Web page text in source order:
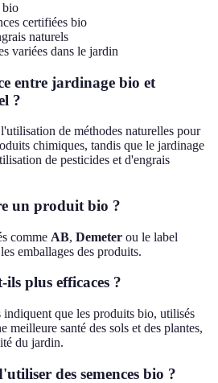
bio
certifiées bio
naturels
variées dans le jardin
entre jardinage bio et
?
de méthodes naturelles pour
chimiques, tandis que le jardinage
de pesticides et d'engrais
un produit bio ?
comme AB, Demeter ou le label
emballages des produits.
plus efficaces ?
indiquent que les produits bio, utilisés
meilleure santé des sols et des plantes,
du jardin.
des semences bio ?